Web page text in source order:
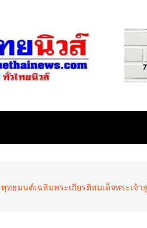
ทธมนต์เฉลิมพระเกียรติสมเด็จพระเจ้